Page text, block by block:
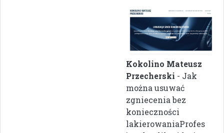
Kokolino Mateusz
Przecherski - Jak
można usuwać
zgniecenia bez
konieczności
lakierowaniaProfes